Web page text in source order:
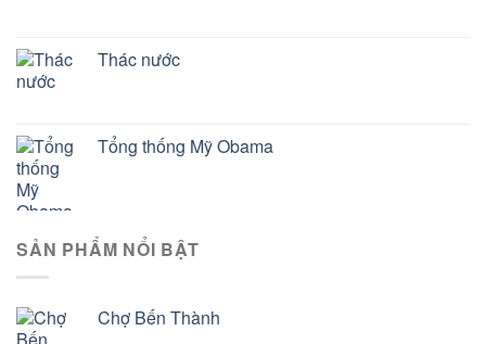
Thác nước
Tổng thống Mỹ Obama
SẢN PHẨM NỔI BẬT
Chợ Bến Thành